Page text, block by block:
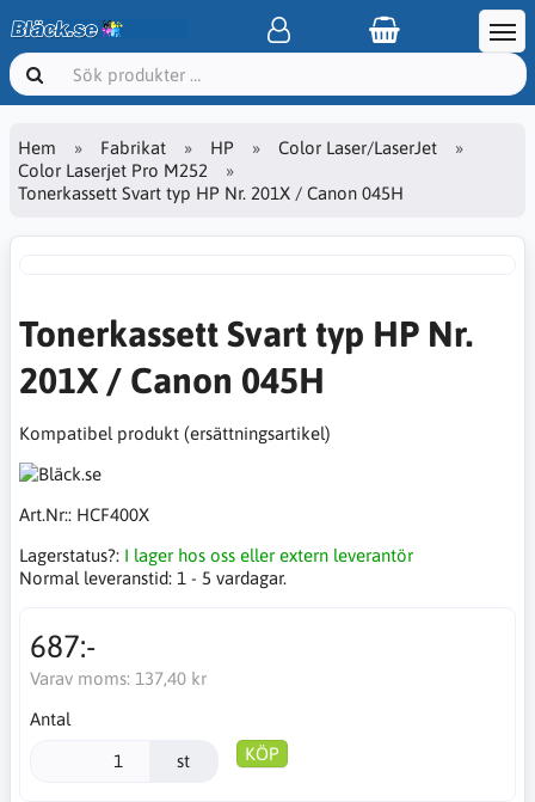
Hem Fabrikat HP
Color Laser/LaserJet
Color Laserjet Pro M252
Tonerkassett Svart typ HP Nr. 201X / Canon 045H
Tonerkassett Svart typ HP Nr.
201X / Canon 045H
Kompatibel produkt (ersättningsartikel)
Art.Nr:: HCF400X
Lagerstatus?: I lager hos oss eller extern leverantör
Normal leveranstid: 1 - 5 vardagar.
687:-
Varav moms: 137,40 kr
Antal
st KÖP